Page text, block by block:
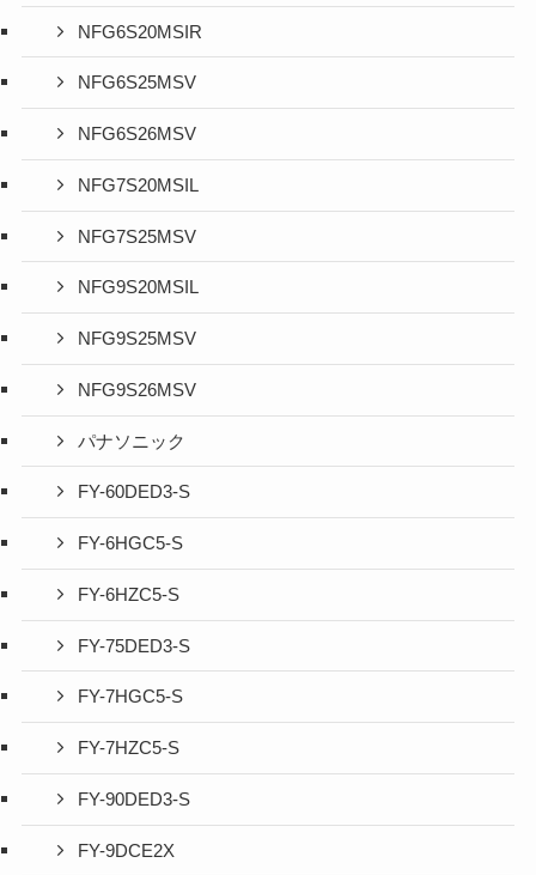
NFG6S20MSIR
NFG6S25MSV
NFG6S26MSV
NFG7S20MSIL
NFG7S25MSV
NFG9S20MSIL
NFG9S25MSV
NFG9S26MSV
パナソニック
FY-60DED3-S
FY-6HGC5-S
FY-6HZC5-S
FY-75DED3-S
FY-7HGC5-S
FY-7HZC5-S
FY-90DED3-S
FY-9DCE2X